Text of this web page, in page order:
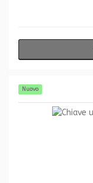
Nuovo